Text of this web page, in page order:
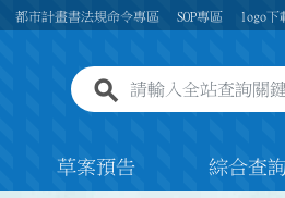
都市計畫書法規命令專區 SOP專區 logo下
全站查詢關鍵字欄位
草案預告 綜合查